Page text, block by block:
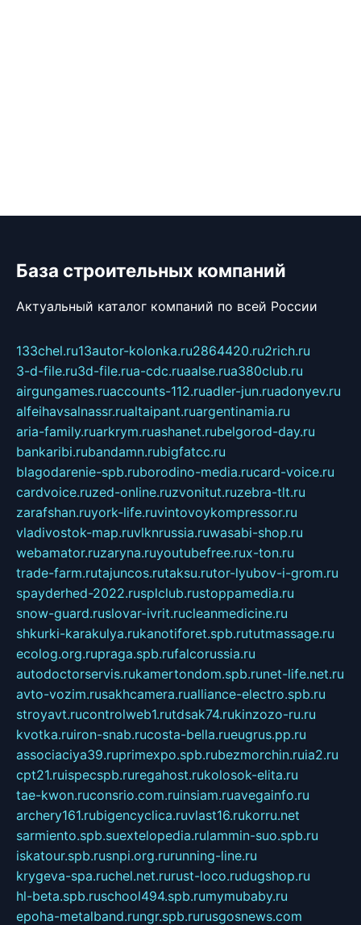
База строительных компаний
Актуальный каталог компаний по всей России
133chel.ru13autor-kolonka.ru2864420.ru2rich.ru
3-d-file.ru3d-file.rua-cdc.ruaalse.rua380club.ru
airgungames.ruaccounts-112.ruadler-jun.ruadonyev.ru
alfeihavsalnassr.rualtaipant.ruargentinamia.ru
aria-family.ruarkrym.ruashanet.rubelgorod-day.ru
bankaribi.rubandamn.rubigfatcc.ru
blagodarenie-spb.ruborodino-media.rucard-voice.ru
cardvoice.ruzed-online.ruzvonitut.ruzebra-tlt.ru
zarafshan.ruyork-life.ruvintovoykompressor.ru
vladivostok-map.ruvlknrussia.ruwasabi-shop.ru
webamator.ruzaryna.ruyoutubefree.rux-ton.ru
trade-farm.rutajuncos.rutaksu.rutor-lyubov-i-grom.ru
spayderhed-2022.rusplclub.rustoppamedia.ru
snow-guard.ruslovar-ivrit.rucleanmedicine.ru
shkurki-karakulya.rukanotiforet.spb.rututmassage.ru
ecolog.org.rupraga.spb.rufalcorussia.ru
autodoctorservis.rukamertondom.spb.runet-life.net.ru
avto-vozim.rusakhcamera.rualliance-electro.spb.ru
stroyavt.rucontrolweb1.rutdsak74.rukinzozo-ru.ru
kvotka.ruiron-snab.rucosta-bella.rueugrus.pp.ru
associaciya39.ruprimexpo.spb.rubezmorchin.ruia2.ru
cpt21.ruispecspb.ruregahost.rukolosok-elita.ru
tae-kwon.ruconsrio.com.ruinsiam.ruavegainfo.ru
archery161.rubigencyclica.ruvlast16.rukorru.net
sarmiento.spb.suextelopedia.rulammin-suo.spb.ru
iskatour.spb.rusnpi.org.rurunning-line.ru
krygeva-spa.ruchel.net.rurust-loco.rudugshop.ru
hl-beta.spb.ruschool494.spb.rumymubaby.ru
epoha-metalband.rungr.spb.rurusgosnews.com